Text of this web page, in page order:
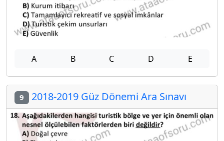
A B C D E
9 2018-2019 Güz Dönemi Ara Sınavı